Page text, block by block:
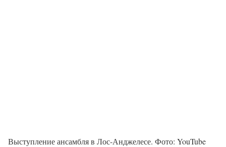
Выступление ансамбля в Лос-Анджелесе. Фото: YouTube